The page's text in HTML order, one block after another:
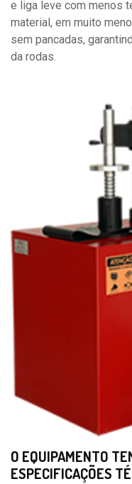
e liga leve com menos
material, em muito
sem pancadas,
da rodas.
O EQUIPAMENTO
ESPECIFICAÇÕES